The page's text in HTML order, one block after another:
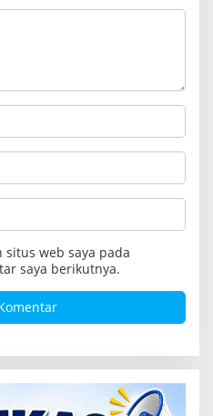
situs web saya pada
saya berikutnya.